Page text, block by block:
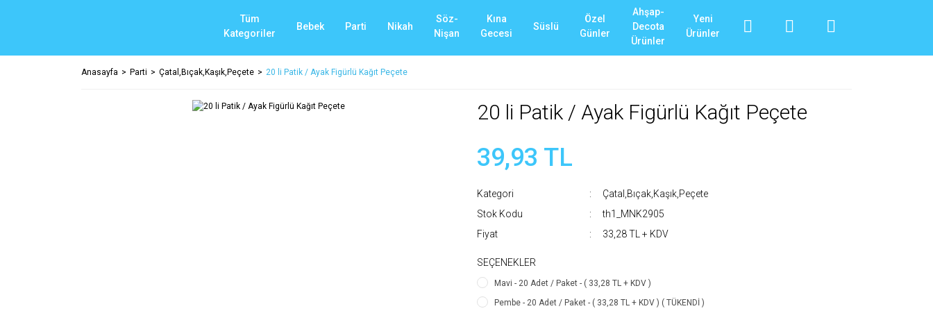
Tüm
Kategoriler
Bebek Parti Nikah
Söz-
Nişan
Kına
Gecesi
Süslü
Özel
Günler
Ahşap-
Decota
Ürünler
Yeni
Ürünler
Anasayfa Parti Çatal,Bıçak,Kaşık,Peçete 20 li Patik / Ayak Figürlü Kağıt Peçete
20 li Patik / Ayak Figürlü Kağıt Peçete
39,93 TL
Kategori
Çatal,Bıçak,Kaşık,Peçete
Stok Kodu
th1_MNK2905
Fiyat
33,28 TL + KDV
SEÇENEKLER
Mavi - 20 Adet / Paket - ( 33,28 TL + KDV )
Pembe - 20 Adet / Paket - ( 33,28 TL + KDV ) ( TÜKENDİ )